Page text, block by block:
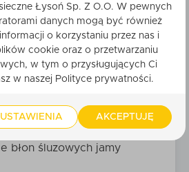
może wywoływać
szczególnie u
na produkty
pyłki kwiatów. Objawy
spojówek,
błon śluzowych jamy
Łysoń Sp. Z O.O. W pewnych
danych mogą być również
o korzystaniu przez nas i
cookie oraz o przetwarzaniu
w tym o przysługujących Ci
w naszej Polityce prywatności.
USTAWIENIA AKCEPTUJĘ